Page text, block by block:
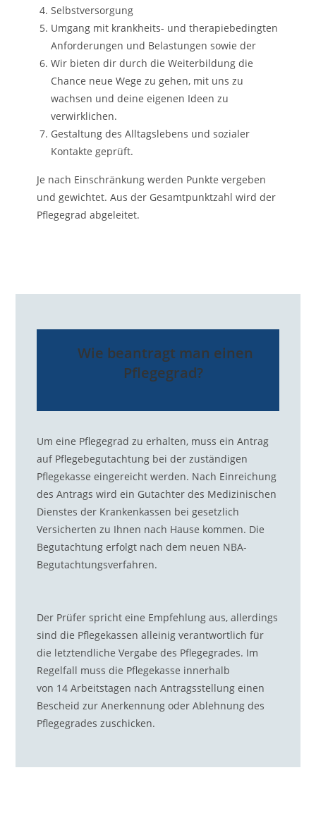
Selbstversorgung
Umgang mit krankheits- und therapiebedingten
Anforderungen und Belastungen sowie der
Wir bieten dir durch die Weiterbildung die
Chance neue Wege zu gehen, mit uns zu
wachsen und deine eigenen Ideen zu
verwirklichen.
Gestaltung des Alltagslebens und sozialer
Kontakte geprüft.
Je nach Einschränkung werden Punkte vergeben
und gewichtet. Aus der Gesamtpunktzahl wird der
Pflegegrad abgeleitet.
Wie beantragt man einen
Pflegegrad?
Um eine Pflegegrad zu erhalten, muss ein Antrag
auf Pflegebegutachtung bei der zuständigen
Pflegekasse eingereicht werden. Nach Einreichung
des Antrags wird ein Gutachter des Medizinischen
Dienstes der Krankenkassen bei gesetzlich
Versicherten zu Ihnen nach Hause kommen. Die
Begutachtung erfolgt nach dem neuen NBA-
Begutachtungsverfahren.
Der Prüfer spricht eine Empfehlung aus, allerdings
sind die Pflegekassen alleinig verantwortlich für
die letztendliche Vergabe des Pflegegrades. Im
Regelfall muss die Pflegekasse innerhalb
von 14 Arbeitstagen nach Antragsstellung einen
Bescheid zur Anerkennung oder Ablehnung des
Pflegegrades zuschicken.